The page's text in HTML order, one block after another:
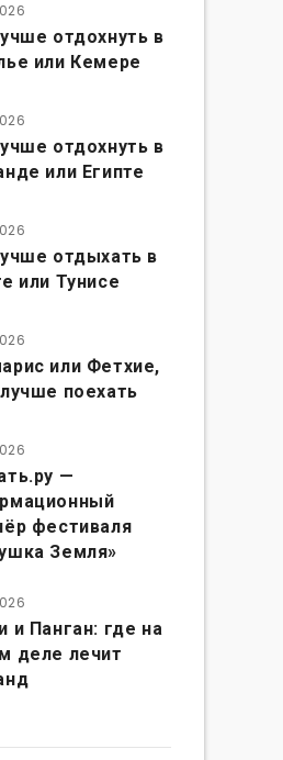
отдохнуть в
или Кемере
отдохнуть в
или Египте
отдыхать в
или Тунисе
или Фетхие,
поехать
—
фестиваля
Земля»
и Панган: где на
деле лечит